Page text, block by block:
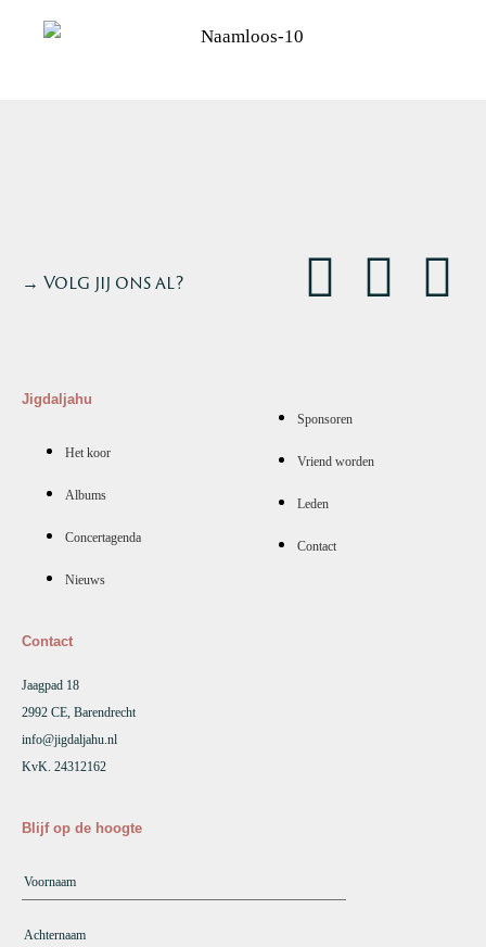
→ Volg jij ons al?
Jigdaljahu
Het koor
Albums
Concertagenda
Nieuws
Sponsoren
Vriend worden
Leden
Contact
Contact
Jaagpad 18
2992 CE, Barendrecht
info@jigdaljahu.nl
KvK. 24312162
Blijf op de hoogte